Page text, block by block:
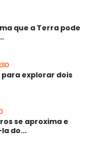
que a Terra pode
para explorar dois
se aproxima e
do...